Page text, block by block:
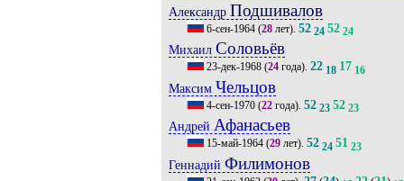
Александр Подшивалов
6-сен-1964(28лет). 52 24 52 24
Михаил Соловьёв
23-дек-1968(24года). 22 18 17 16
Максим Чельцов
4-сен-1970(22года). 52 23 52 23
Андрей Афанасьев
15-май-1964(29лет). 52 24 51 23
Геннадий Филимонов